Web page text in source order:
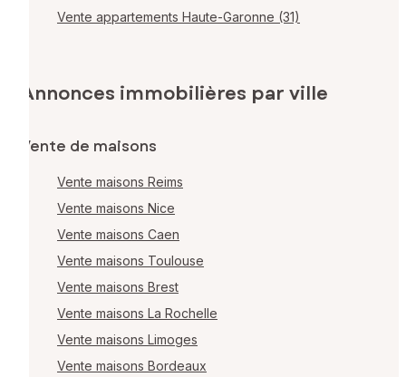
Vente appartements Haute-Garonne (31)
Annonces immobilières par ville
Vente de maisons
Vente maisons Reims
Vente maisons Nice
Vente maisons Caen
Vente maisons Toulouse
Vente maisons Brest
Vente maisons La Rochelle
Vente maisons Limoges
Vente maisons Bordeaux